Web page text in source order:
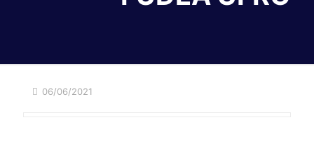
06/06/2021